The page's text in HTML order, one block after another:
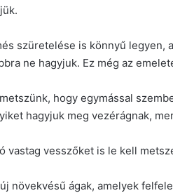
szüretelése is könnyű legyen,
ne hagyjuk. Ez még az
hogy egymással
hagyjuk meg vezérágnak,
vastag vesszőket is le kell
növekvésű ágak, amelyek